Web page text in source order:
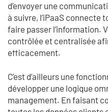
d’envoyer une
à suivre, l’iPaaS connecte
faire passer l’information.
contrôlée et centralisée
efficacement.
C’est d’ailleurs une
développer une logique
management. En faisant